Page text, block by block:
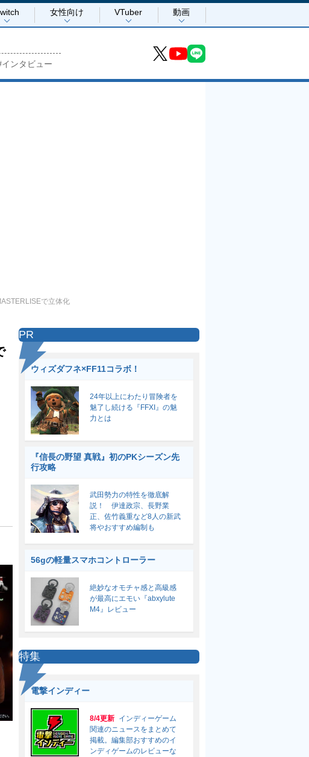
女性向け VTuber 動画
インタビュー
で立体化
PR
ウィズダフネ×FF11コラボ！
24年以上にわたり冒険者を
魅了し続ける『FFXI』の魅
力とは
『信長の野望 真戦』初のPKシーズン先
行攻略
武田勢力の特性を徹底解
説！ 伊達政宗、長野業
正、佐竹義重など8人の新武
将やおすすめ編制も
56gの軽量スマホコントローラー
絶妙なオモチャ感と高級感
が最高にエモい『abxylute
M4』レビュー
特集
電撃インディー
8/4更新 インディーゲーム
関連のニュースをまとめて
掲載。編集部おすすめのイ
ンディゲームのレビューな